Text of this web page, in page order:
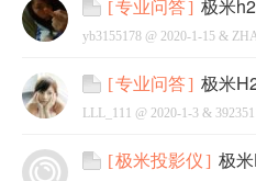
[专业问答] 极米
yb3155178 @ 2020-1-15 &
[专业问答] 极米
LLL_111 @ 2020-1-3 &
[极米投影仪] 极